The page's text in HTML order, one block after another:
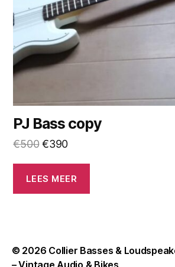
PJ Bass copy
€500 Oorspronkelijke
was:
€500.
€390Huidige
is:
€390.
LEES MEER
© 2026 Collier Basses &